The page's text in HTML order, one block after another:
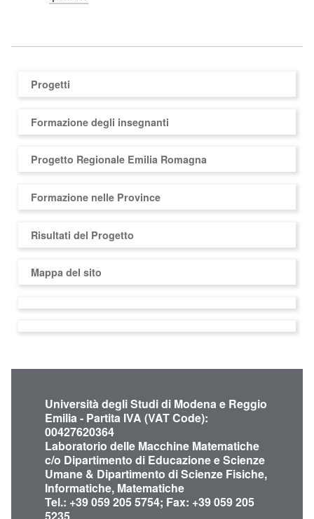
Progetti
Formazione degli insegnanti
Progetto Regionale Emilia Romagna
Formazione nelle Province
Risultati del Progetto
Mappa del sito
Università degli Studi di Modena e Reggio
Emilia - Partita IVA (VAT Code):
00427620364
Laboratorio delle Macchine Matematiche
c/o Dipartimento di Educazione e Scienze
Umane & Dipartimento di Scienze Fisiche,
Informatiche, Matematiche
Tel.: +39 059 205 5754; Fax: +39 059 205